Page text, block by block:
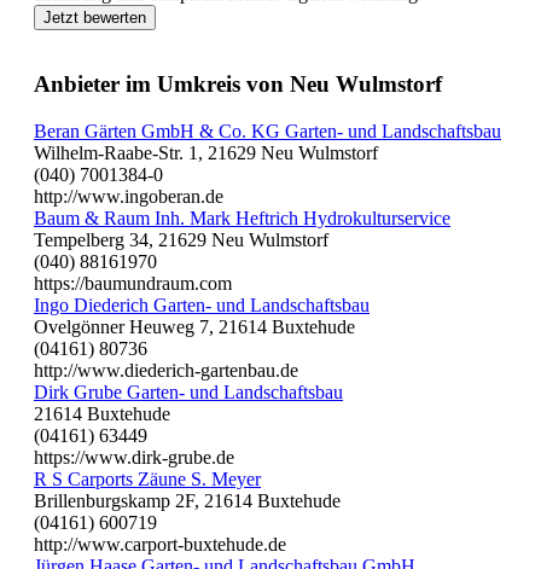
Jetzt bewerten
Anbieter im Umkreis von Neu Wulmstorf
Beran Gärten GmbH & Co. KG Garten- und Landschaftsbau
Wilhelm-Raabe-Str. 1, 21629 Neu Wulmstorf
(040) 7001384-0
http://www.ingoberan.de
Baum & Raum Inh. Mark Heftrich Hydrokulturservice
Tempelberg 34, 21629 Neu Wulmstorf
(040) 88161970
https://baumundraum.com
Ingo Diederich Garten- und Landschaftsbau
Ovelgönner Heuweg 7, 21614 Buxtehude
(04161) 80736
http://www.diederich-gartenbau.de
Dirk Grube Garten- und Landschaftsbau
21614 Buxtehude
(04161) 63449
https://www.dirk-grube.de
R S Carports Zäune S. Meyer
Brillenburgskamp 2F, 21614 Buxtehude
(04161) 600719
http://www.carport-buxtehude.de